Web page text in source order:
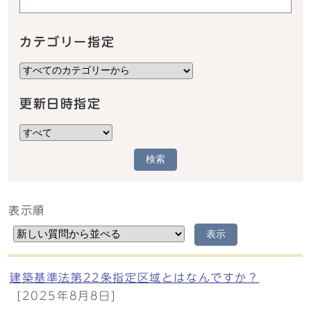
カテゴリー指定
更新日時指定
検索
メインメニュー
表示順
表示
建築基準法第22条指定区域とはなんですか？
[2025年8月8日]